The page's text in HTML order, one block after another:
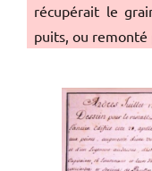
récupérait le
puits, ou remonté